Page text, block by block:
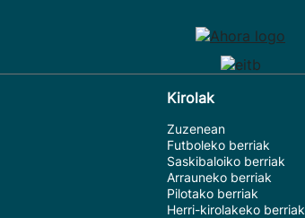
Kirolak
Zuzenean
Futboleko berriak
Saskibaloiko berriak
Arrauneko berriak
Pilotako berriak
Herri-kirolakeko berriak